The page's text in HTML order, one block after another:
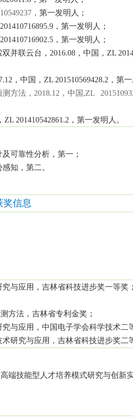
， 第一发明人；
，第一发明人；
，第一发明人；
并联云台， 2016.08，中国， ZL
，中国， ZL 201510569428.2 ，第
方法， 2018.12 ，中国 ,ZL
ZL 201410542861.2 ，第一发明人。
可靠性分析，第一；
知，第二。
奖信息
与应用，吉林省科技进步奖一等奖
方法，吉林省专利金奖；
与应用，中国电子学会科学技术二
研究与应用，吉林省科技进步奖二
端技能型人才培养模式研究与创新